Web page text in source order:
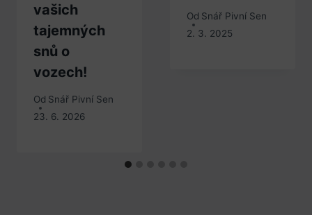
vašich
tajemných
snů o
vozech!
Od Snář Pivní Sen
23. 6. 2026
Od Snář Pivní Sen
2. 3. 2025